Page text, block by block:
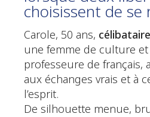
choisissent de se
Carole, 50 ans, célibataire
une femme de culture
professeure de français,
aux échanges vrais et à
l’esprit.
De silhouette menue,